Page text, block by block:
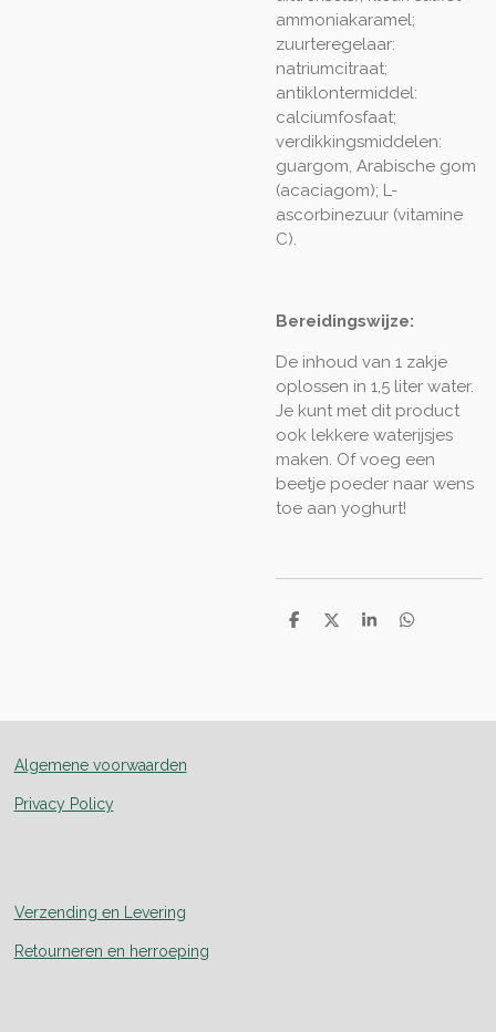
ammoniakaramel;
zuurteregelaar:
natriumcitraat;
antiklontermiddel:
calciumfosfaat;
verdikkingsmiddelen:
guargom, Arabische gom
(acaciagom); L-
ascorbinezuur (vitamine
C).
Bereidingswijze:
De inhoud van 1 zakje
oplossen in 1,5 liter water.
Je kunt met dit product
ook lekkere waterijsjes
maken. Of voeg een
beetje poeder naar wens
toe aan yoghurt!
D
D
S
D
Algemene voorwaarden
Privacy Policy
Verzending en Levering
Retourneren en herroeping